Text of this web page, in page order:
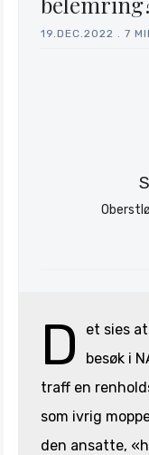
19.DEC.2022 7
D
et sies
besøk i
traff en
som ivrig
den ansatte,